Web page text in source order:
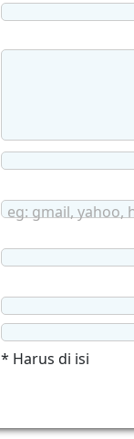
eg: gmail, yahoo,
* Harus di isi